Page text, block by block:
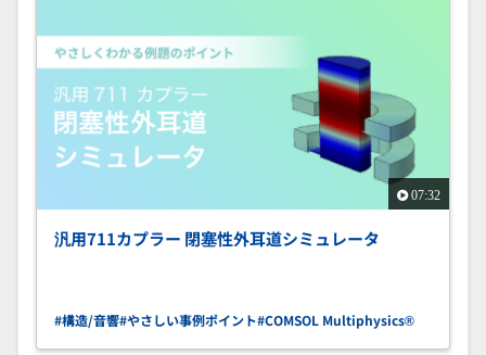
07:32
汎用711カプラー 閉塞性外耳道シミュレータ
#構造/音響#やさしい事例ポイント#COMSOL Multiphysics®